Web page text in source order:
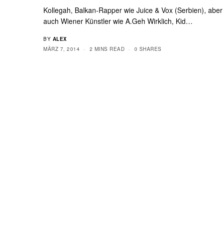
Kollegah, Balkan-Rapper wie Juice & Vox (Serbien), aber
auch Wiener Künstler wie A.Geh Wirklich, Kid…
BY ALEX
MÄRZ 7, 2014
2 MINS READ 0 SHARES